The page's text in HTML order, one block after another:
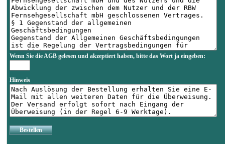
Wenn Sie die AGB gelesen und akzeptiert haben, bitte das Wort ja eingeben:
Hinweis
Bestellen